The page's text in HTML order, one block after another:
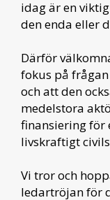
idag är en
den enda eller
Därför
fokus på
och att den
medelstora
finansiering för
livskraftigt
Vi tror och
ledartröjan för